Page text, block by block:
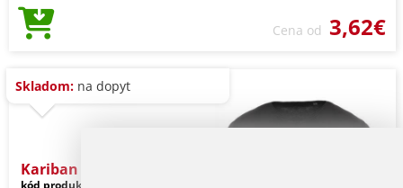
Cena od 3,62€
Skladom: na dopyt
Kariban Men's Short-sleev
kód produktu: